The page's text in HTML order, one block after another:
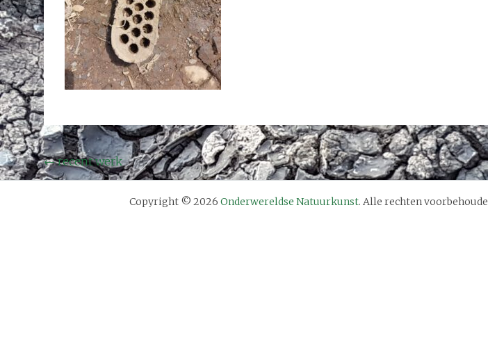
Bericht
navigatie
←recent werk
Copyright © 2026 Onderwereldse Natuurkunst. Alle rechten